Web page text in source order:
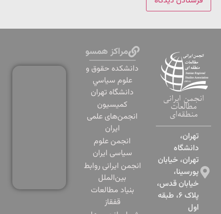
انجمن ایرانی
مطالعات
منطقه‌ای
تهران،
دانشگاه
تهران، خیابان
پورسینا،
خیابان قدس،
پلاک ۶، طبقه
اول​
مراکز همسو
دانشكده حقوق و
علوم سياسي
دانشگاه تهران
کمیسیون
انجمن‌های علمی
ایران
انجمن علوم
سیاسی ایران
انجمن ایرانی روابط
بین‌الملل
بنياد مطالعات
قفقاز